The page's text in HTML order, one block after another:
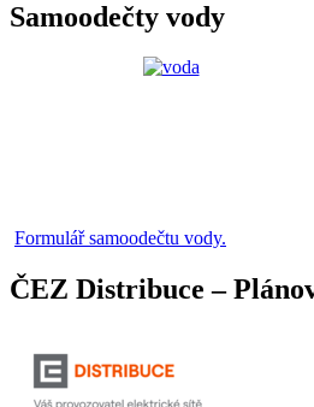
Samoodečty vody
Formulář samoodečtu vody.
ČEZ Distribuce –